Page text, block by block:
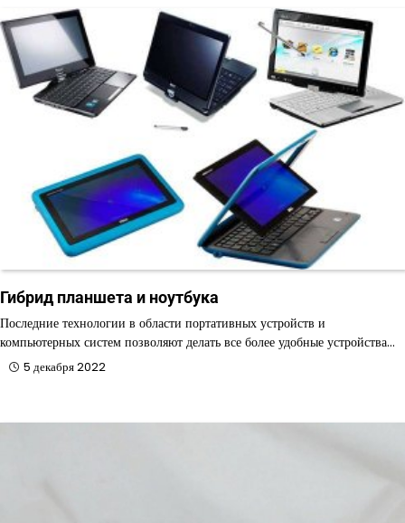
Гибрид планшета и ноутбука
Последние технологии в области портативных устройств и
компьютерных систем позволяют делать все более удобные устройства…
5 декабря 2022